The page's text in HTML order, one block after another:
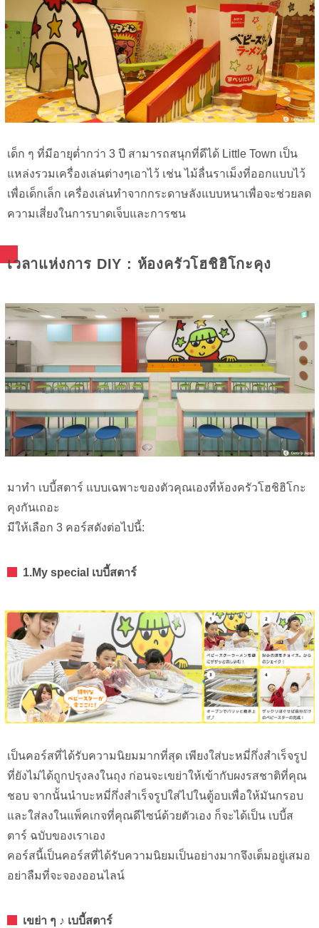
เด็ก ๆ ที่มีอายุต่ำกว่า 3 ปี สามารถสนุกที่ดีได้ Little Town เป็น
แหล่งรวมเครื่องเล่นต่างๆเอาไว้ เช่น ไม้ลื่นราเม็งที่ออกแบบไว้
เพื่อเด็กเล็ก เครื่องเล่นทำจากกระดาษลังแบบหนาเพื่อจะช่วยลด
ความเสี่ยงในการบาดเจ็บและการชน
เวลาแห่งการ DIY : ห้องครัวโฮชิฮิโกะคุง
มาทำ เบบี้สตาร์ แบบเฉพาะของตัวคุณเองที่ห้องครัวโฮชิฮิโกะ
คุงกันเถอะ
มีให้เลือก 3 คอร์สดังต่อไปนี้:
1.My special เบบี้สตาร์
เป็นคอร์สที่ได้รับความนิยมมากที่สุด เพียงใส่บะหมี่กึ่งสำเร็จรูป
ที่ยังไม่ได้ถูกปรุงลงในถุง ก่อนจะเขย่าให้เข้ากับผงรสชาติที่คุณ
ชอบ จากนั้นนำบะหมี่กึ่งสำเร็จรูปใส่ไปในตู้อบเพื่อให้มันกรอบ
และใส่ลงในแพ็คเกจที่คุณดีไซน์ด้วยตัวเอง ก็จะได้เป็น เบบี้ส
ตาร์ ฉบับของเราเอง
คอร์สนี้เป็นคอร์สที่ได้รับความนิยมเป็นอย่างมากจึงเต็มอยู่เสมอ
อย่าลืมที่จะจองออนไลน์
เขย่า ๆ ♪ เบบี้สตาร์